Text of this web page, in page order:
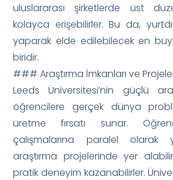
uluslararası şirketlerde üst
kolayca erişebilirler. Bu da,
yaparak elde edilebilecek en
biridir.
### Araştırma İmkanları ve
Leeds Üniversitesi’nin güçlü
öğrencilere gerçek dünya
üretme fırsatı sunar.
çalışmalarına paralel olarak
araştırma projelerinde yer
pratik deneyim kazanabilirler.